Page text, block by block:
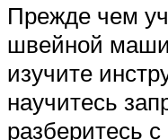
Прежде чем
швейной
изучите
научитесь
разберитесь